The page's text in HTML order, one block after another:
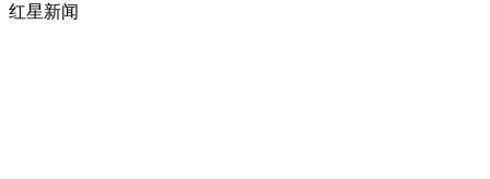
红星新闻